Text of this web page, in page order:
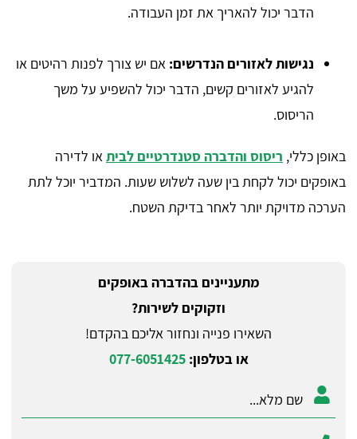
הדבר יכול להאריך את זמן העבודה.
נגישות לאזורים הנדרשים: אם יש צורך לפנות רהיטים או
להגיע לאזורים קשים, הדבר יכול להשפיע על משך
הריסוס.
באופן כללי, ריסוס והדברה סטנדרטיים לביתאו לדירה
באופקים יכול לקחת בין שעה לשלוש שעות. המדביר יוכל לתת
הערכה מדויקת יותר לאחר בדיקת השטח.
מתעניינים בהדברה באופקים
וזקוקים לשירות?
השאירו פנייה ונחזור אליכם בהקדם!
או בטלפון:077-6051425